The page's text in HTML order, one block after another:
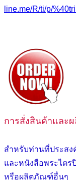
line.me/R/ti/p/
การสั่งสินค้าและ
สำหรับท่านที่ประสง
และหนังสือพระไตร
หรือผลิตภัณฑ์อื่นๆ